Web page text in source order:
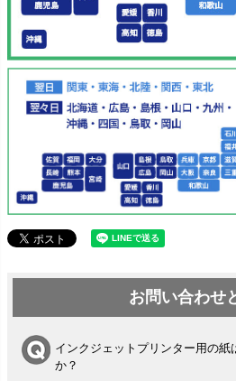
お問い合わせ
インクジェットプリンター用の紙
か？